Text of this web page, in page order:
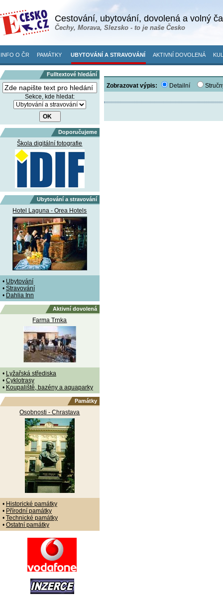
Cestování, ubytování, dovolená a volný
Čechy, Morava, Slezsko - to je naše Česko
INFO O ČR PAMÁTKY UBYTOVÁNÍ A STRAVOVÁNÍ AKTIVNÍ DOVOLENÁ
Fulltextové hledání
Sekce, kde hledat:
Doporučujeme
Škola digitální fotografie
Ubytování a stravování
Hotel Laguna - Orea Hotels
• Ubytování
• Stravování
• Dahlia Inn
Aktivní dovolená
Farma Trnka
• Lyžařská střediska
• Cyklotrasy
• Koupaliště, bazény a aquaparky
Památky
Osobnosti - Chrastava
• Historické památky
• Přírodní památky
• Technické památky
• Ostatní památky
Zobrazovat výpis: Detailní